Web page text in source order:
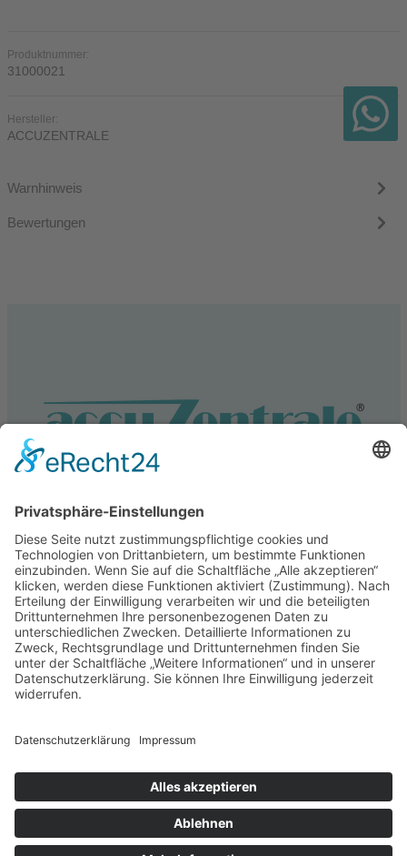
Produktnummer:
31000021
Hersteller:
ACCUZENTRALE
Warnhinweis
Bewertungen
Service
Information
Unsere weiteren Shops
Alle Preise inkl. gesetzl. Mehrwertsteuer zzgl.Versandkosten
und ggf. Nachnahmegebühren, wenn nicht anders
angegeben.